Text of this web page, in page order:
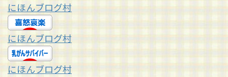
にほんブログ村
にほんブログ村
にほんブログ村